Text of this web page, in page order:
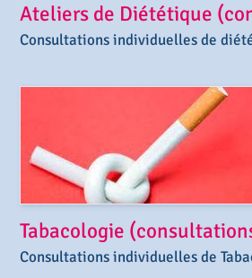
Ateliers de Diététique
Consultations individuelles de
Tabacologie
Consultations individuelles de